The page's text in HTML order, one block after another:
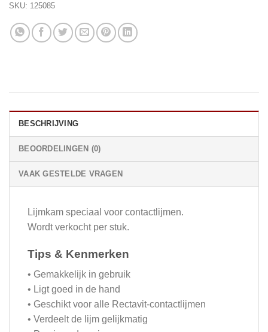
SKU: 125085
BESCHRIJVING
BEOORDELINGEN (0)
VAAK GESTELDE VRAGEN
Lijmkam speciaal voor contactlijmen.
Wordt verkocht per stuk.
Tips & Kenmerken
• Gemakkelijk in gebruik
• Ligt goed in de hand
• Geschikt voor alle Rectavit-contactlijmen
• Verdeelt de lijm gelijkmatig